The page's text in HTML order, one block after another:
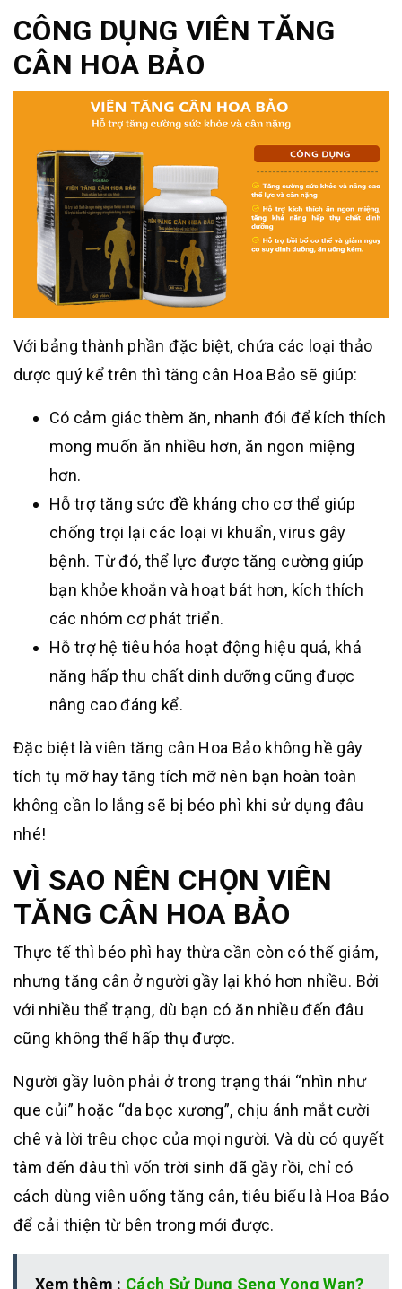
CÔNG DỤNG VIÊN TĂNG
CÂN HOA BẢO
Với bảng thành phần đặc biệt, chứa các loại thảo
dược quý kể trên thì tăng cân Hoa Bảo sẽ giúp:
Có cảm giác thèm ăn, nhanh đói để kích thích
mong muốn ăn nhiều hơn, ăn ngon miệng
hơn.
Hỗ trợ tăng sức đề kháng cho cơ thể giúp
chống trọi lại các loại vi khuẩn, virus gây
bệnh. Từ đó, thể lực được tăng cường giúp
bạn khỏe khoắn và hoạt bát hơn, kích thích
các nhóm cơ phát triển.
Hỗ trợ hệ tiêu hóa hoạt động hiệu quả, khả
năng hấp thu chất dinh dưỡng cũng được
nâng cao đáng kể.
Đặc biệt là viên tăng cân Hoa Bảo không hề gây
tích tụ mỡ hay tăng tích mỡ nên bạn hoàn toàn
không cần lo lắng sẽ bị béo phì khi sử dụng đâu
nhé!
VÌ SAO NÊN CHỌN VIÊN
TĂNG CÂN HOA BẢO
Thực tế thì béo phì hay thừa cần còn có thể giảm,
nhưng tăng cân ở người gầy lại khó hơn nhiều. Bởi
với nhiều thể trạng, dù bạn có ăn nhiều đến đâu
cũng không thể hấp thụ được.
Người gầy luôn phải ở trong trạng thái “nhìn như
que củi” hoặc “da bọc xương”, chịu ánh mắt cười
chê và lời trêu chọc của mọi người. Và dù có quyết
tâm đến đâu thì vốn trời sinh đã gầy rồi, chỉ có
cách dùng viên uống tăng cân, tiêu biểu là Hoa Bảo
để cải thiện từ bên trong mới được.
Xem thêm : Cách Sử Dụng Seng Yong Wan?